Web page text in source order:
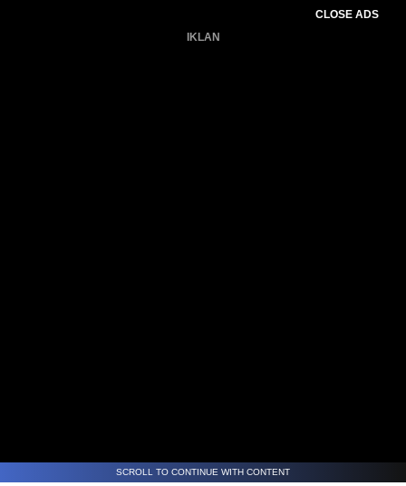
CLOSE ADS
IKLAN
SCROLL TO CONTINUE WITH CONTENT